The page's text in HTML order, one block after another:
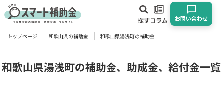
探すコラム お問い合わせ
対象
トップページ 和歌山県の補助金 和歌山県湯浅町の補助金
和歌山県湯浅町の補助金、助成金、給付金一覧